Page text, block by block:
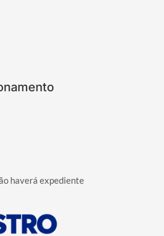
haverá expediente